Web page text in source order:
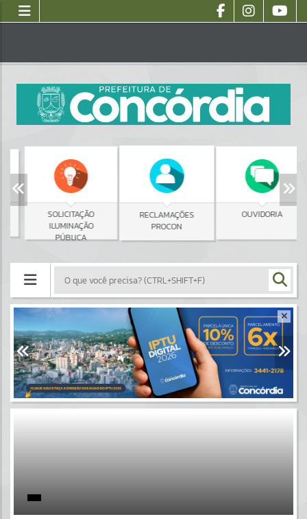
SOLICITAÇÃO
ILUMINAÇÃO
PÚBLICA
RECLAMAÇÕES
PROCON
OUVIDORIA
Portais
Por favor, aguarde...